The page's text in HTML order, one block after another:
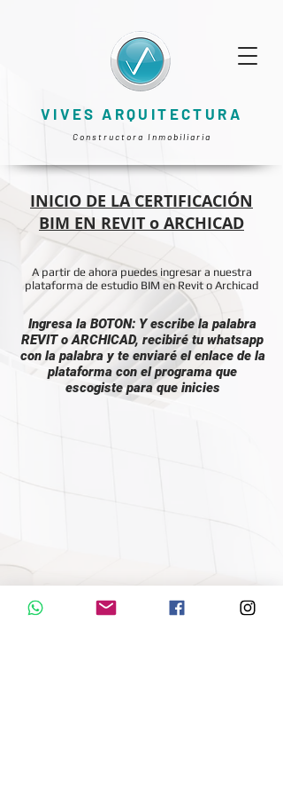
VIVES ARQUITECTURA
Constructora Inmobiliaria
INICIO DE LA CERTIFICACIÓN
BIM EN REVIT o ARCHICAD
A partir de ahora puedes ingresar a nuestra
plataforma de estudio BIM en Revit o Archicad
Ingresa la BOTON: Y escribe la palabra
REVIT o ARCHICAD, recibiré tu whatsapp
con la palabra y te enviaré el enlace de la
plataforma con el programa que
escogiste para que inicies